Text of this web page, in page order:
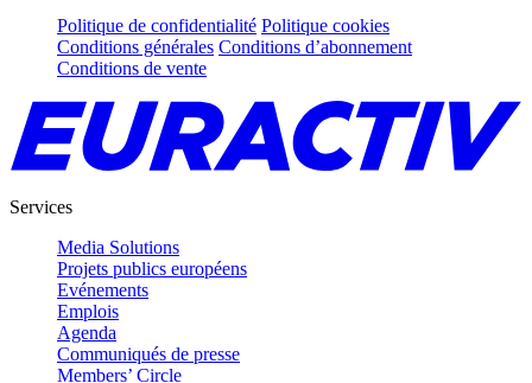
Politique de confidentialité Politique cookies
Conditions générales Conditions d’abonnement
Conditions de vente
Services
Media Solutions
Projets publics européens
Evénements
Emplois
Agenda
Communiqués de presse
Members’ Circle